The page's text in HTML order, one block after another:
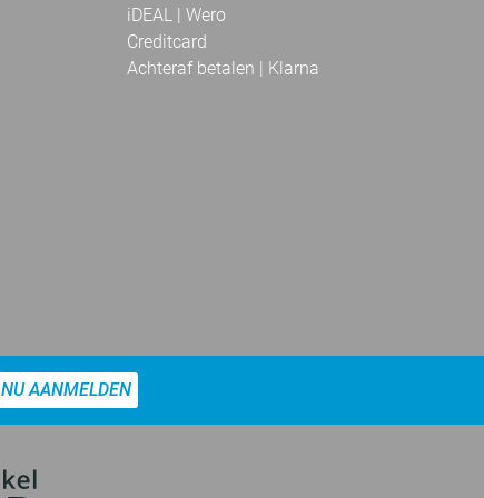
iDEAL | Wero
Creditcard
Achteraf betalen | Klarna
NU AANMELDEN